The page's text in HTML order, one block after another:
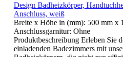
Design Badheizkörper,
Anschluss, weiß
Breite x Höhe in (mm): 500 mm x
Anschlussgarnitur: Ohne
Produktbeschreibung Erleben Sie
einladenden Badezimmers mit